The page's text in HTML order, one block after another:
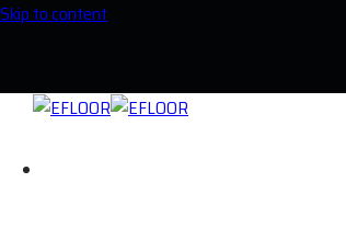
Skip to content